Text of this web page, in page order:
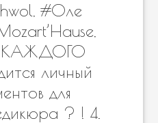
#Оле
КАЖДОГО
личный
для
? ! 4.